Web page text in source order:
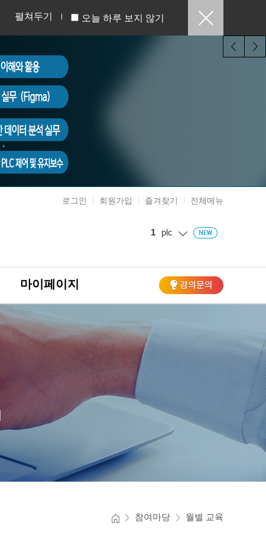
펼쳐두기 오늘 하루 보지 않기
로그인 회원가입 즐겨찾기 전체메뉴
1 plc
마이페이지
참여마당 월별 교육